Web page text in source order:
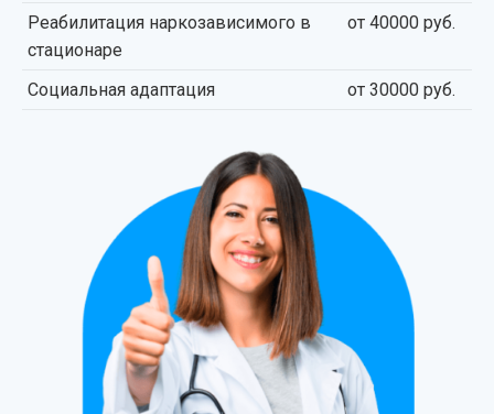
Реабилитация наркозависимого в
стационаре
от 40000 руб.
Социальная адаптация от 30000 руб.